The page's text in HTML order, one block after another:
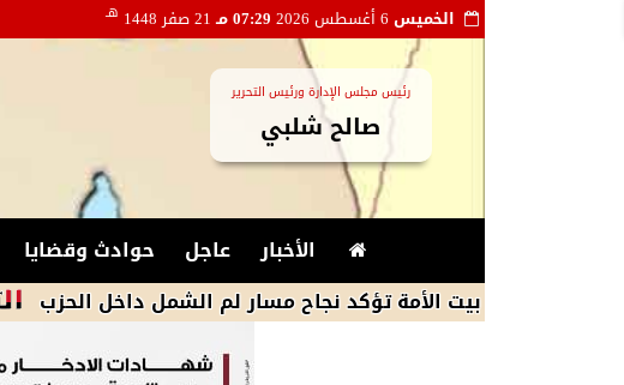
الخميس 07:29 مـ 21 صفر 1448 هـ
رئيس مجلس الإدارة ورئيس التحرير
صالح شلبي
الأخبار عاجل حوادث وقضايا
بيت الأمة تؤكد نجاح مسار لم الشمل داخل الحزب